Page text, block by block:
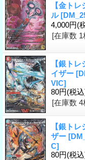
【金ト
ル
4,000円(
[在庫数 1
【銀ト
イザー
VIC]
80円(税
[在庫数 4
【銀ト
ザー
C]
80円(税